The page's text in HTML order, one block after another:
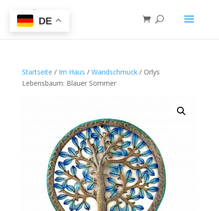
Startseite / Im Haus / Wandschmuck/ Orlys
Lebensbaum: Blauer Sommer
DE